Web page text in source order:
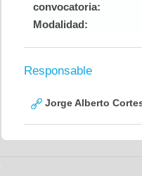
convocatoria:
Modalidad:
Responsable
Jorge Alberto